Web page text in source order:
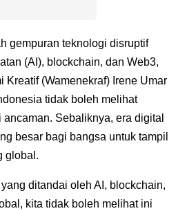
gempuran teknologi disruptif
(AI), blockchain, dan Web3,
Kreatif (Wamenekraf) Irene Umar
tidak boleh melihat
Sebaliknya, era digital
besar bagi bangsa untuk tampil
global.
ditandai oleh AI, blockchain,
kita tidak boleh melihat ini